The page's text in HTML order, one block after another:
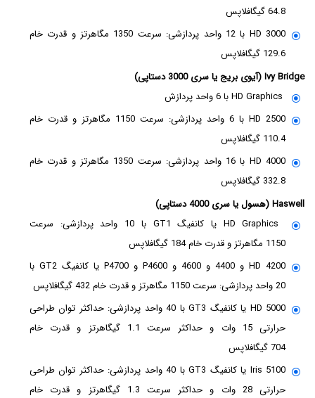
64.8 گیگافلاپس
HD 3000 با 12 واحد پردازشی: سرعت 1350 مگاهرتز و قدرت خام
129.6 گیگافلاپس
Ivy Bridge (آیوی بریج یا سری 3000 دستاپی)
HD 2500 با 6 واحد پردازشی: سرعت 1150 مگاهرتز و قدرت خام
110.4 گیگافلاپس
HD 4000 با 16 واحد پردازشی: سرعت 1350 مگاهرتز و قدرت خام
332.8 گیگافلاپس
Haswell (هسول یا سری 4000 دستاپی)
HD Graphics یا کانفیگ GT1 با 10 واحد پردازشی: سرعت
1150 مگاهرتز و قدرت خام 184 گیگافلاپس
HD 4200 و 4400 و 4600 و P4600 و P4700 یا کانفیگ GT2 با
20 واحد پردازشی: سرعت 1150 مگاهرتز و قدرت خام 432 گیگافلاپس
HD 5000 یا کانفیگ GT3 با 40 واحد پردازشی: حداکثر توان طراحی
حرارتی 15 وات و حداکثر سرعت 1.1 گیگاهرتز و قدرت خام
704 گیگافلاپس
Iris 5100 یا کانفیگ GT3 با 40 واحد پردازشی: حداکثر توان طراحی
حرارتی 28 وات و حداکثر سرعت 1.3 گیگاهرتز و قدرت خام